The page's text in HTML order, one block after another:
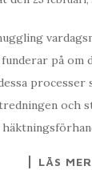
på
processer
och
LÄS MER